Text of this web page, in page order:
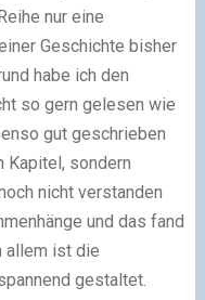
nur eine
Geschichte bisher
habe ich den
so gern gelesen wie
gut geschrieben
Kapitel, sondern
nicht verstanden
und das fand
allem ist die
gestaltet.